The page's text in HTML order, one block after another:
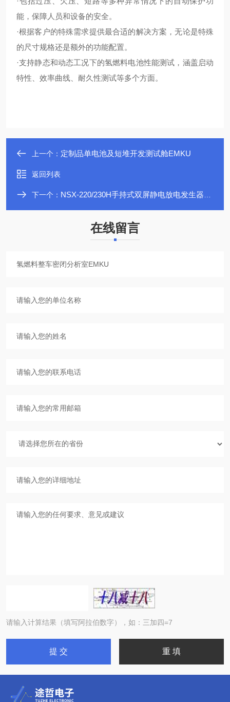
能，保障人员和设备的安全。
·根据客户的特殊需求提供最合适的解决方案，无论是特殊
的尺寸规格还是额外的功能配置。
·支持静态和动态工况下的氢燃料电池性能测试，涵盖启动
特性、效率曲线、耐久性测试等多个方面。
上一个： 定制品单电池及短堆开发测试舱EMKU
返回列表
下一个： NSX-220/230H手持式双屏静电放电发生器LONGPEAK
在线留言
请输入计算结果（填写阿拉伯数字），如：三加四=7